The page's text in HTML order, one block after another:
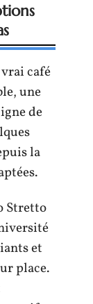
café
une
de
la
Stretto
et
place.